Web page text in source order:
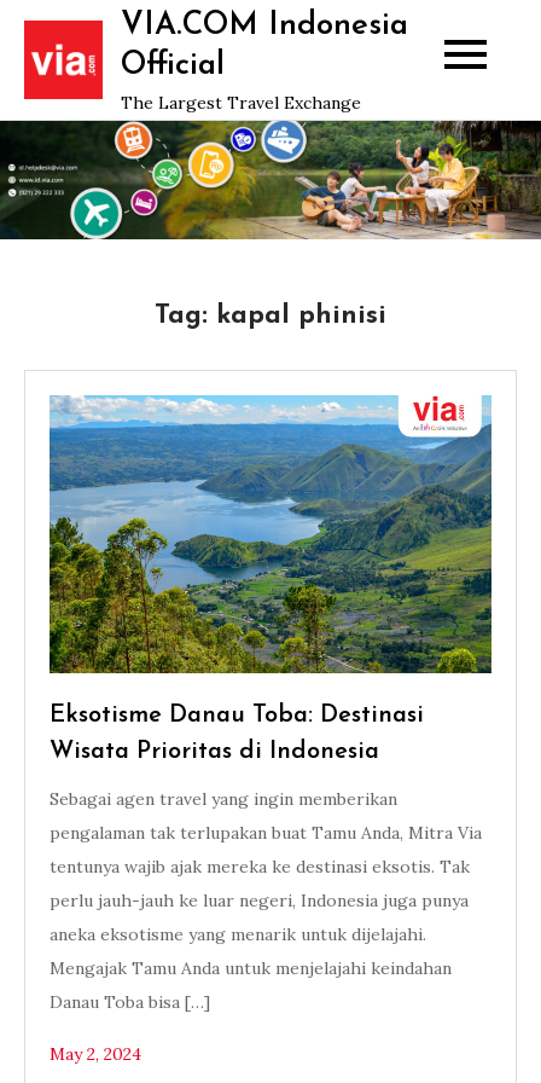
Skip
content
VIA.COM Indonesia
Official
The Largest Travel Exchange
Tag: kapal phinisi
Eksotisme Danau Toba: Destinasi
Wisata Prioritas di Indonesia
Sebagai agen travel yang ingin memberikan
pengalaman tak terlupakan buat Tamu Anda, Mitra Via
tentunya wajib ajak mereka ke destinasi eksotis. Tak
perlu jauh-jauh ke luar negeri, Indonesia juga punya
aneka eksotisme yang menarik untuk dijelajahi.
Mengajak Tamu Anda untuk menjelajahi keindahan
Danau Toba bisa […]
May 2, 2024